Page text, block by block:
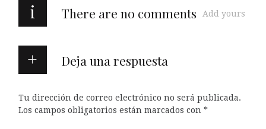
i There are no comments Add yours
Deja una respuesta
Tu dirección de correo electrónico no será publicada.
Los campos obligatorios están marcados con *